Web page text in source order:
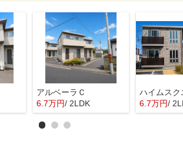
アルベーラＣ
6.7万円/ 2LDK 6.7万円/